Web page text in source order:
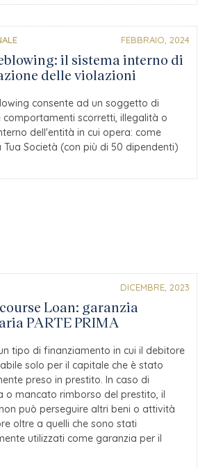
FEBBRAIO, 2024
il sistema interno di
delle violazioni
consente ad un soggetto di
comportamenti scorretti, illegalità o
dell'entità in cui opera: come
Tua Società (con più di 50 dipendenti)
DICEMBRE, 2023
Loan: garanzia
PARTE PRIMA
tipo di finanziamento in cui il debitore
solo per il capitale che è stato
preso in prestito. In caso di
o mancato rimborso del prestito, il
può perseguire altri beni o attività
oltre a quelli che sono stati
utilizzati come garanzia per il